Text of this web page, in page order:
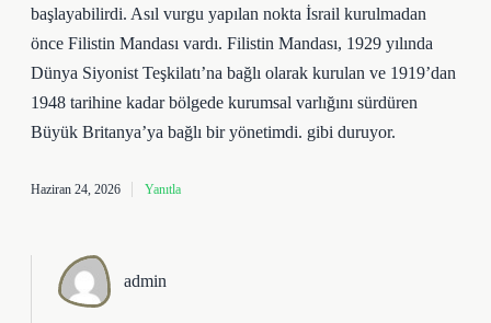
başlayabilirdi. Asıl vurgu yapılan nokta İsrail kurulmadan
önce Filistin Mandası vardı. Filistin Mandası, 1929 yılında
Dünya Siyonist Teşkilatı’na bağlı olarak kurulan ve 1919’dan
1948 tarihine kadar bölgede kurumsal varlığını sürdüren
Büyük Britanya’ya bağlı bir yönetimdi. gibi duruyor.
Haziran 24, 2026 Yanıtla
admin